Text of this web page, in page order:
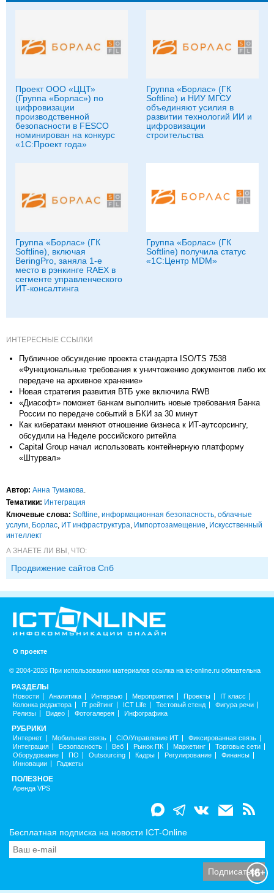
Проект ООО «ЦЦТ»
(Группа «Борлас») по
цифровизации
производственной
безопасности в FESCO
номинирован на конкурс
«1С:Проект года»
Группа «Борлас» (ГК
Softline) и НИУ МГСУ
объединяют усилия в
развитии технологий ИИ и
цифровизации
строительства
Группа «Борлас» (ГК
Softline), включая
BeringPro, заняла 1-е
место в рэнкинге RAEX в
сегменте управленческого
ИТ-консалтинга
Группа «Борлас» (ГК
Softline) получила статус
«1С:Центр MDM»
ИНТЕРЕСНЫЕ ССЫЛКИ
Публичное обсуждение проекта стандарта ISO/TS 7538
«Функциональные требования к уничтожению документов либо их
передаче на архивное хранение»
Новая стратегия развития ВТБ уже включила RWB
«Диасофт» поможет банкам выполнить новые требования Банка
России по передаче событий в БКИ за 30 минут
Как кибератаки меняют отношение бизнеса к ИТ-аутсорсингу,
обсудили на Неделе российского ритейла
Capital Group начал использовать контейнерную платформу
«Штурвал»
Автор: Анна Тумакова
Тематики: Интеграция
Ключевые слова: Softline информационная безопасность облачные
услуги Борлас ИТ инфраструктура Импорто­замещение Искусственный
интеллект
А ЗНАЕТЕ ЛИ ВЫ, ЧТО:
Продвижение сайтов Спб
О проекте
© 2004-2026 При использовании материалов ссылка на ict-online.ru обязательна
РАЗДЕЛЫ
Новости Аналитика Интервью Мероприятия Проекты
IT класс
Колонка редактора
IT рейтинг ICT Life Тестовый стенд
Фигура речи
Релизы
Видео Фотогалерея Инфографика
РУБРИКИ
Интернет Мобильная связь CIO/Управление ИТ
Фиксированная связь
Интеграция
Безопасность Веб Рынок ПК Маркетинг
Торговые сети
Оборудование
ПО Outsourcing Кадры Регулирование
Финансы
Инновации
Гаджеты
ПОЛЕЗНОЕ
Аренда VPS
Бесплатная подписка на новости ICT-Online